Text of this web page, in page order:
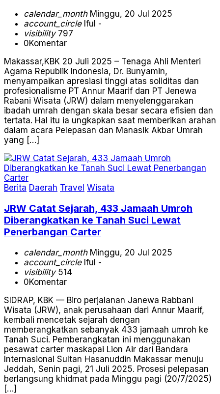
calendar_monthMinggu, 20 Jul 2025
account_circleIful -
visibility797
0Komentar
Makassar,KBK 20 Juli 2025 – Tenaga Ahli Menteri
Agama Republik Indonesia, Dr. Bunyamin,
menyampaikan apresiasi tinggi atas soliditas dan
profesionalisme PT Annur Maarif dan PT Jenewa
Rabani Wisata (JRW) dalam menyelenggarakan
ibadah umrah dengan skala besar secara efisien dan
tertata. Hal itu ia ungkapkan saat memberikan arahan
dalam acara Pelepasan dan Manasik Akbar Umrah
yang […]
Berita Daerah Travel Wisata
JRW Catat Sejarah, 433 Jamaah Umroh
Diberangkatkan ke Tanah Suci Lewat
Penerbangan Carter
calendar_monthMinggu, 20 Jul 2025
account_circleIful -
visibility514
0Komentar
SIDRAP, KBK — Biro perjalanan Janewa Rabbani
Wisata (JRW), anak perusahaan dari Annur Maarif,
kembali mencetak sejarah dengan
memberangkatkan sebanyak 433 jamaah umroh ke
Tanah Suci. Pemberangkatan ini menggunakan
pesawat carter maskapai Lion Air dari Bandara
Internasional Sultan Hasanuddin Makassar menuju
Jeddah, Senin pagi, 21 Juli 2025. Prosesi pelepasan
berlangsung khidmat pada Minggu pagi (20/7/2025)
[…]